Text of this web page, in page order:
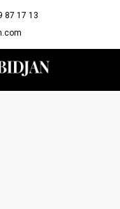
87 17 13